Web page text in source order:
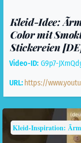
Kleid-Idee:
Color mit
Stickereien
Video-ID: G9p7-
URL: https://
Kleid-Inspiration: